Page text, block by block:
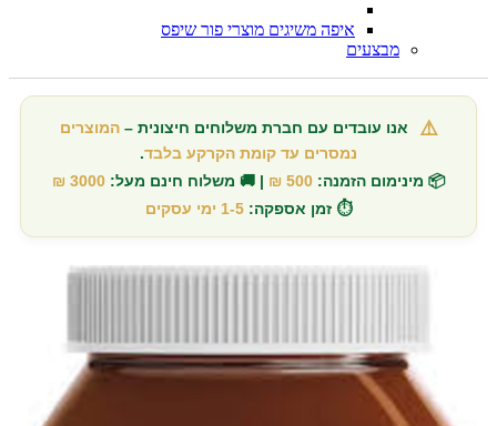
איפה משיגים מוצרי פור שיפס
מבצעים
⚠️ אנו עובדים עם חברת משלוחים חיצונית –המוצרים
נמסרים עד קומת הקרקע בלבד.
📦 מינימום הזמנה: 500 ₪ | 🚚 משלוח חינם מעל: 3000 ₪
⏱️ זמן אספקה: 1-5 ימי עסקים